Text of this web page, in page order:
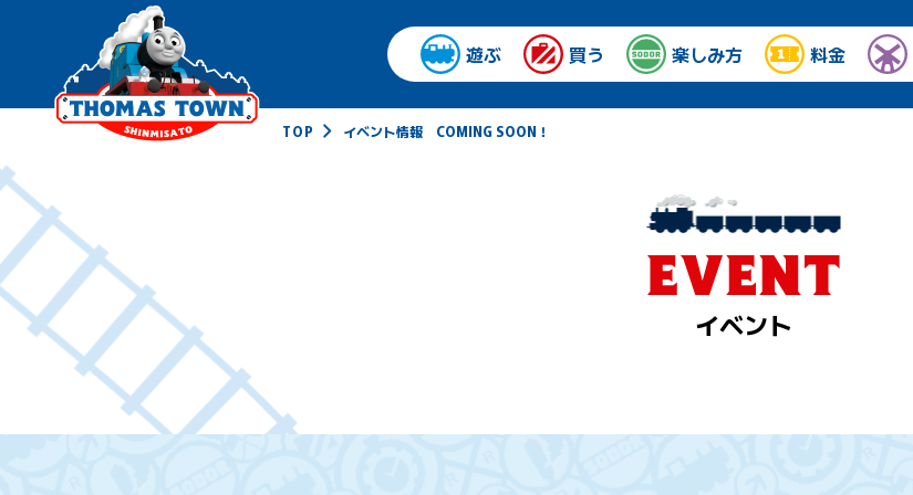
遊ぶ 買う 楽しみ方 料金
TOP イベント情報 COMING SOON！
イベント